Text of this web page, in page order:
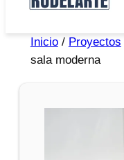
Inicio/ Proyectos
sala moderna